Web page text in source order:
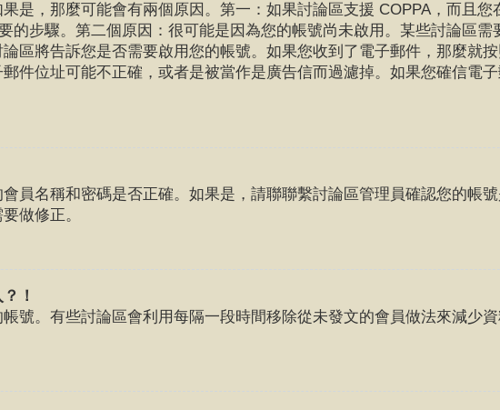
是，那麼可能會有兩個原因。第一：如果討論區支援 COPPA，而且您
的步驟。第二個原因：很可能是因為您的帳號尚未啟用。某些討論區需
區將告訴您是否需要啟用您的帳號。如果您收到了電子郵件，那麼就
件位址可能不正確，或者是被當作是廣告信而過濾掉。如果您確信電
員名稱和密碼是否正確。如果是，請聯聯繫討論區管理員確認您的帳
做修正。
！
號。有些討論區會利用每隔一段時間移除從未發文的會員做法來減少